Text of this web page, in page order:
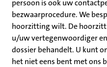
persoon is ook uw
bezwaarprocedure. We
hoorzitting wilt. De
u/uw vertegenwoordiger
dossier behandelt. U kunt
het niet eens bent met ons